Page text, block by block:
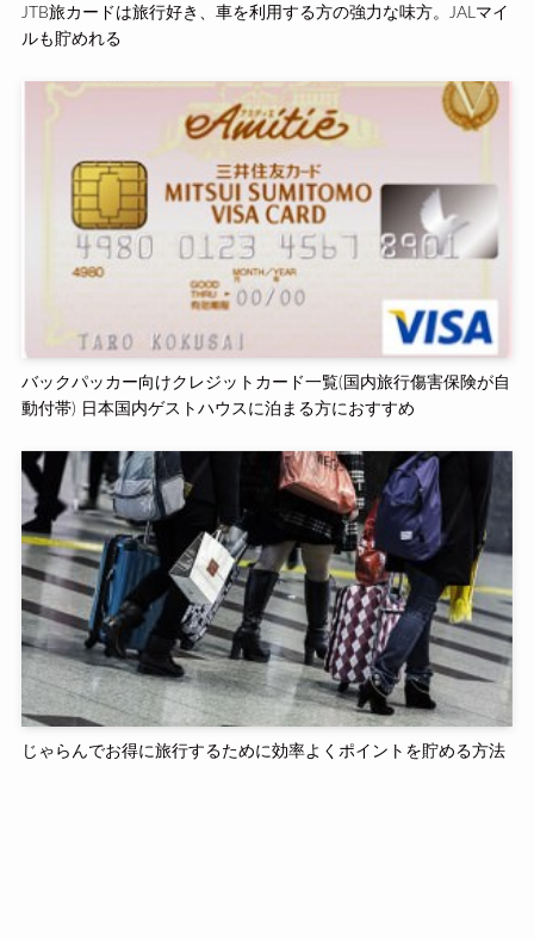
JTB旅カードは旅行好き、車を利用する方の強力な味方。JALマイ
ルも貯めれる
バックパッカー向けクレジットカード一覧(国内旅行傷害保険が自
動付帯) 日本国内ゲストハウスに泊まる方におすすめ
じゃらんでお得に旅行するために効率よくポイントを貯める方法